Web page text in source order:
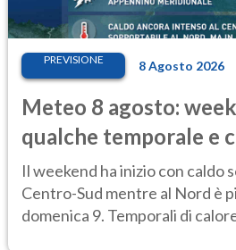
PREVISIONE 8 Agosto 2026
Meteo 8 agosto:
qualche temporale e
al Centro-Sud
Il weekend ha inizio con caldo
Centro-Sud mentre al Nord è
domenica 9. Temporali di